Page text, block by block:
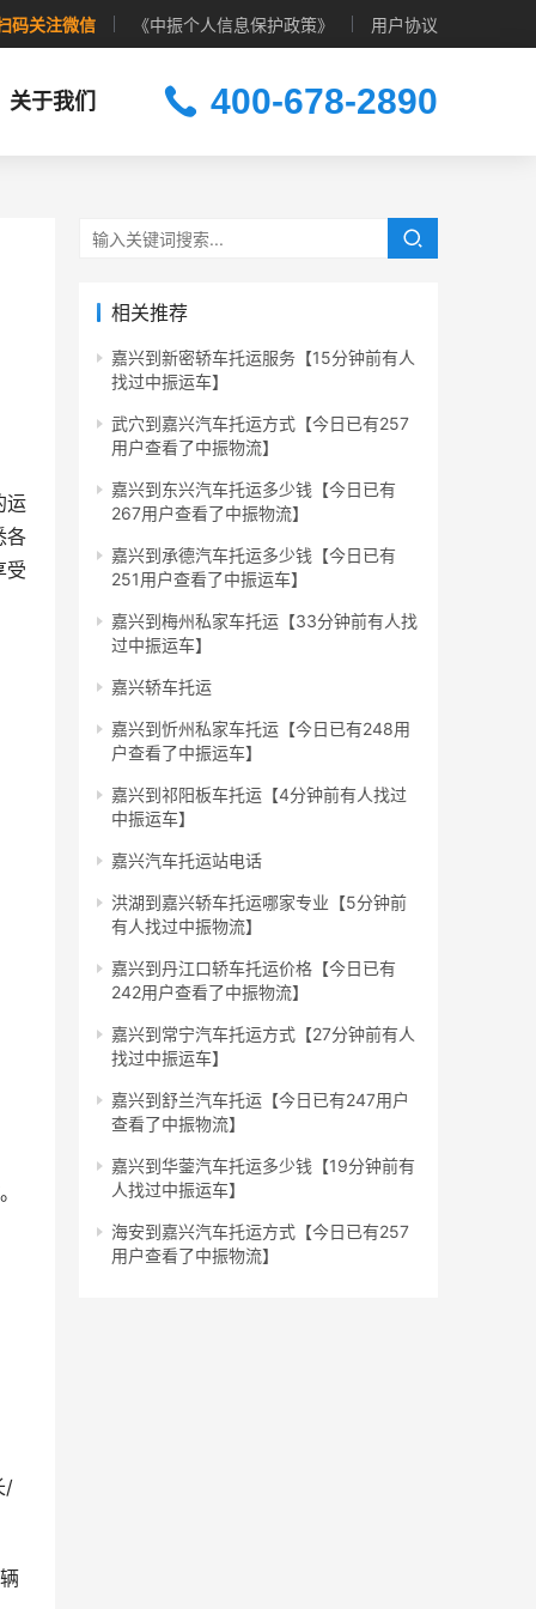
码关注微信 《中振个人信息保护政策》 用户协议
关于我们 400-678-2890
运
各
受
/
相关推荐
嘉兴到新密轿车托运服务【15分钟前有人
找过中振运车】
武穴到嘉兴汽车托运方式【今日已有257
用户查看了中振物流】
嘉兴到东兴汽车托运多少钱【今日已有
267用户查看了中振物流】
嘉兴到承德汽车托运多少钱【今日已有
251用户查看了中振运车】
嘉兴到梅州私家车托运【33分钟前有人找
过中振运车】
嘉兴轿车托运
嘉兴到忻州私家车托运【今日已有248用
户查看了中振运车】
嘉兴到祁阳板车托运【4分钟前有人找过
中振运车】
嘉兴汽车托运站电话
洪湖到嘉兴轿车托运哪家专业【5分钟前
有人找过中振物流】
嘉兴到丹江口轿车托运价格【今日已有
242用户查看了中振物流】
嘉兴到常宁汽车托运方式【27分钟前有人
找过中振运车】
嘉兴到舒兰汽车托运【今日已有247用户
查看了中振物流】
嘉兴到华蓥汽车托运多少钱【19分钟前有
人找过中振运车】
海安到嘉兴汽车托运方式【今日已有257
用户查看了中振物流】